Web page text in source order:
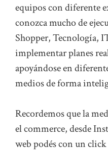
equipos con diferente
conozca mucho de
Shopper, Tecnología,
implementar planes
apoyándose en
medios de forma
Recordemos que la
el commerce, desde
web podés con un